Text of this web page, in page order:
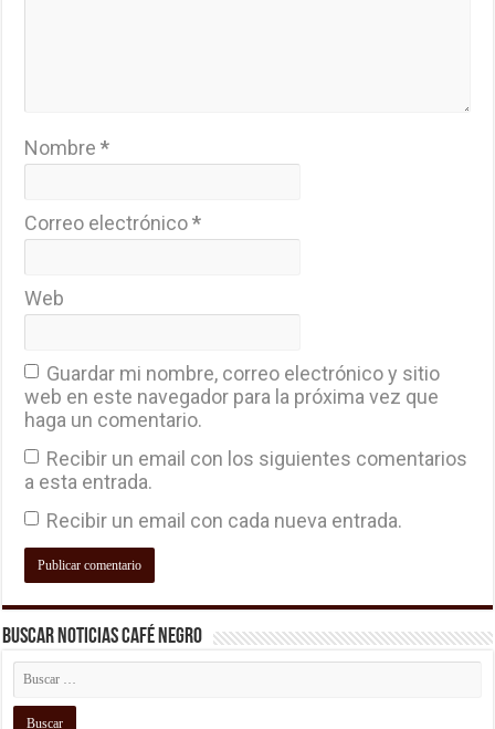
Nombre*
Correo electrónico*
Web
Guardar mi nombre, correo electrónico y sitio
web en este navegador para la próxima vez que
haga un comentario.
Recibir un email con los siguientes comentarios
a esta entrada.
Recibir un email con cada nueva entrada.
Buscar Noticias Café Negro